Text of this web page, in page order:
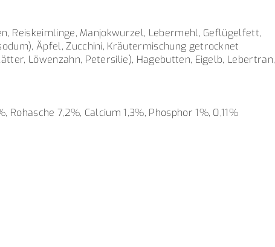
Reiskeimlinge, Manjokwurzel, Lebermehl, Geflügelfett,
Äpfel, Zucchini, Kräutermischung getrocknet
Löwenzahn, Petersilie), Hagebutten, Eigelb, Lebertran,
7,2%, Calcium 1,3%, Phosphor 1%, 0,11%